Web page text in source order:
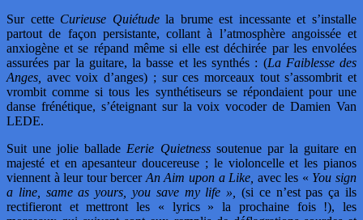
Sur cette Curieuse Quiétudela brume est incessante et s’installe
partout de façon persistante, collant à l’atmosphère angoissée et
anxiogène et se répand même si elle est déchirée par les envolées
assurées par la guitare, la basse et les synthés : (La Faiblesse des
Anges, avec voix d’anges) ; sur ces morceaux tout s’assombrit et
vrombit comme si tous les synthétiseurs se répondaient pour une
danse frénétique, s’éteignant sur la voix vocoder de Damien Van
LEDE.
Suit une jolie ballade Eerie Quietnesssoutenue par la guitare en
majesté et en apesanteur doucereuse ; le violoncelle et les pianos
viennent à leur tour bercer An Aim upon a Like, avec les « You sign
a line, same as yours, you save my life »,
(si ce n’est pas ça ils
rectifieront et mettront les « lyrics » la prochaine fois !), les